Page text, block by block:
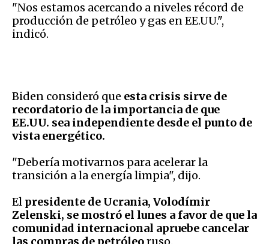
"Nos estamos acercando a niveles récord de
producción de petróleo y gas en EE.UU.",
indicó.
Biden consideró que esta crisis sirve de
recordatorio de la importancia de que
EE.UU. sea independiente desde el punto de
vista energético.
"Debería motivarnos para acelerar la
transición a la energía limpia", dijo.
El presidente de Ucrania, Volodímir
Zelenski, se mostró el lunes a favor de que la
comunidad internacional apruebe cancelar